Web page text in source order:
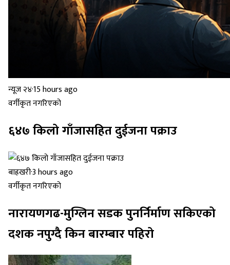
न्यूज २४·15 hours ago
वर्गीकृत नगरिएको
६४७ किलो गाँजासहित दुईजना पक्राउ
बाह्रखरी·3 hours ago
वर्गीकृत नगरिएको
नारायणगढ-मुग्लिन सडक पुनर्निर्माण सकिएको
दशक नपुग्दै किन बारम्बार पहिरो